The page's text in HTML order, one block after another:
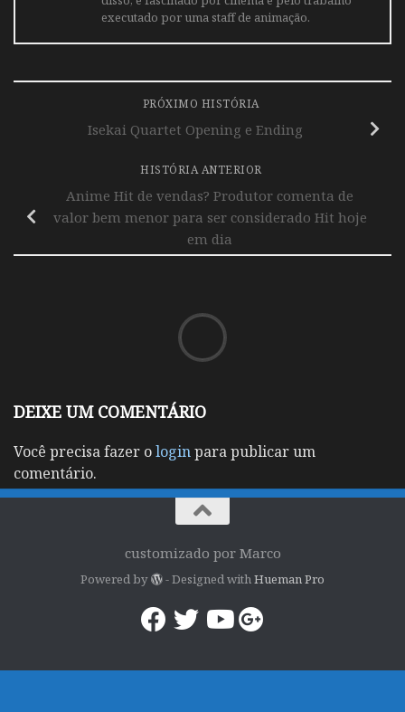
executado por uma staff de animação.
PRÓXIMO HISTÓRIA
Isekai Quartet Opening e Ending
HISTÓRIA ANTERIOR
Anime Hit de vendas? Produtor comenta de
valor bem menor para ser considerado Hit hoje
em dia
DEIXE UM COMENTÁRIO
Você precisa fazer ologinpara publicar um
comentário.
customizado por Marco
Powered by - Designed withHueman Pro